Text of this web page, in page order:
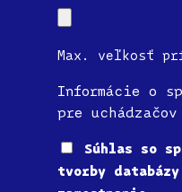
Max. veľkosť
Informácie o
pre
SúhlasSúhlas so
tvorby databázy